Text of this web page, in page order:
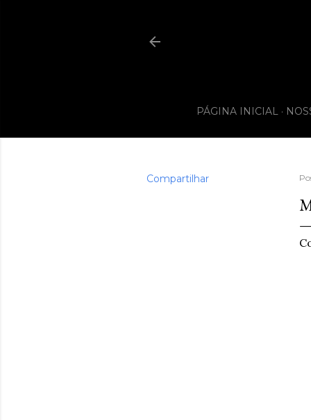
PÁGINA INICIAL
Compartilhar